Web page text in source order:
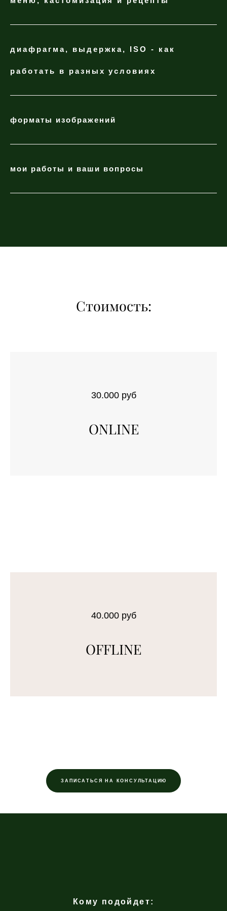
диафрагма, выдержка, ISO - как
работать в разных условиях
форматы изображений
мои работы и ваши вопросы
Стоимость:
30.000 руб
ONLINE
40.000 руб
OFFLINE
ЗАПИСАТЬСЯ НА КОНСУЛЬТАЦИЮ
Кому подойдет: